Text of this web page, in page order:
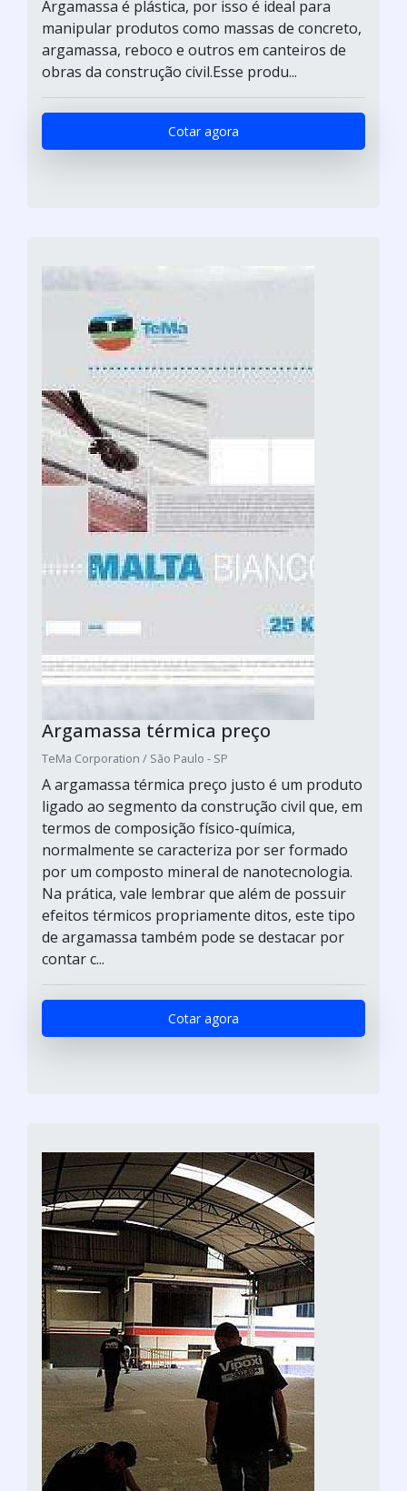
Argamassa é plástica, por isso é ideal para
manipular produtos como massas de concreto,
argamassa, reboco e outros em canteiros de
obras da construção civil.Esse produ...
Cotar agora
Argamassa térmica preço
TeMa Corporation / São Paulo - SP
A argamassa térmica preço justo é um produto
ligado ao segmento da construção civil que, em
termos de composição físico-química,
normalmente se caracteriza por ser formado
por um composto mineral de nanotecnologia.
Na prática, vale lembrar que além de possuir
efeitos térmicos propriamente ditos, este tipo
de argamassa também pode se destacar por
contar c...
Cotar agora